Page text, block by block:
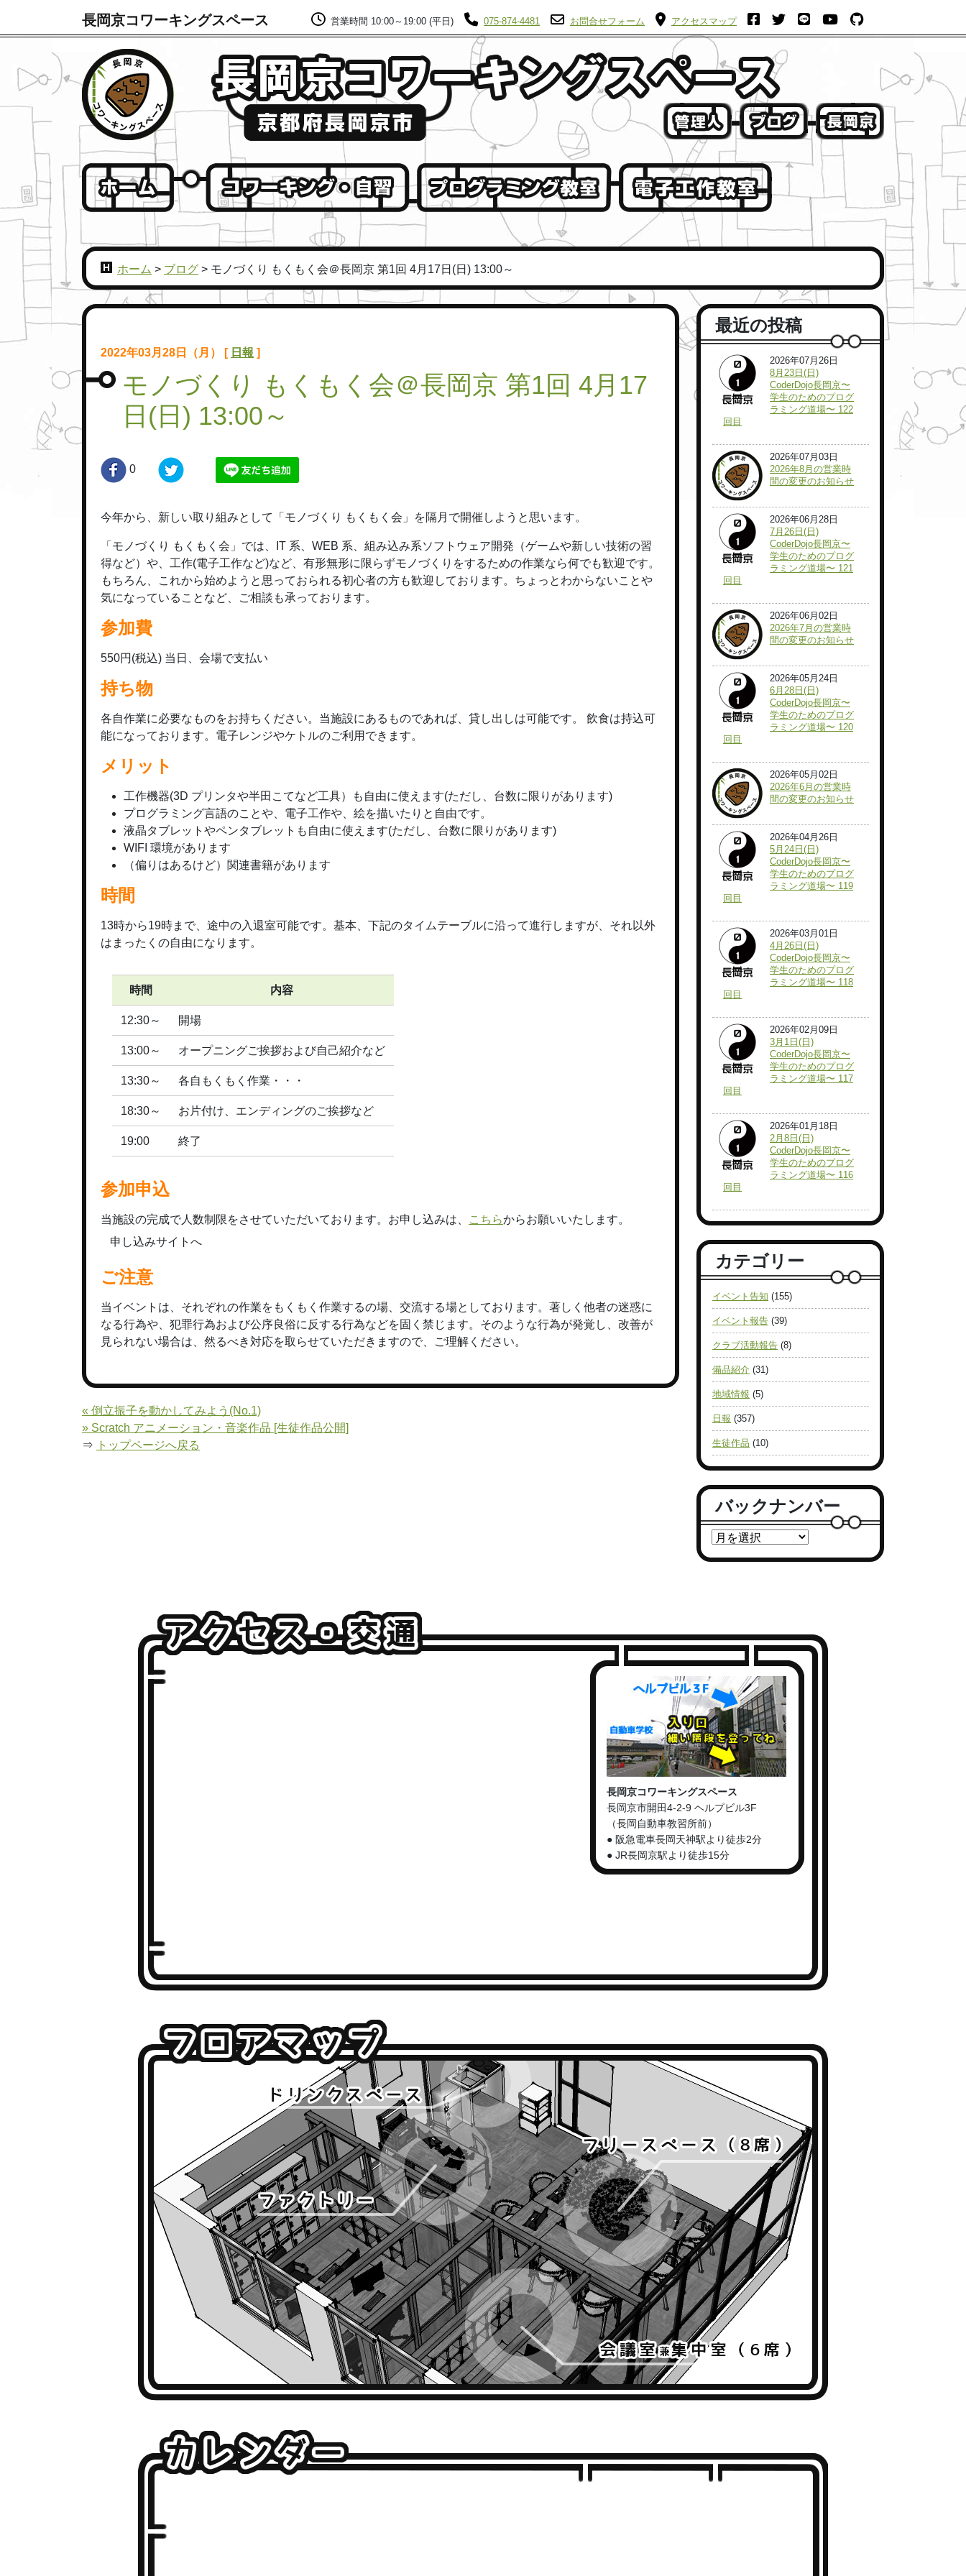
長岡京コワーキングスペース 営業時間 10:00～19:00 (平日) 075-874-4481 お問合せフォーム アクセスマップ
ホーム > ブログ > モノづくり もくもく会＠長岡京 第1回 4月17日(日) 13:00～
2022年03月28日（月） [ 日報 ]
モノづくり もくもく会＠長岡京 第1回 4月17
日(日) 13:00～
0
今年から、新しい取り組みとして「モノづくり もくもく会」を隔月で開催しようと思います。
「モノづくり もくもく会」では、IT 系、WEB 系、組み込み系ソフトウェア開発（ゲームや新しい技術の習
得など）や、工作(電子工作など)など、有形無形に限らずモノづくりをするための作業なら何でも歓迎です。
もちろん、これから始めようと思っておられる初心者の方も歓迎しております。ちょっとわからないことや
気になっていることなど、ご相談も承っております。
参加費
550円(税込) 当日、会場で支払い
持ち物
各自作業に必要なものをお持ちください。当施設にあるものであれば、貸し出しは可能です。 飲食は持込可
能になっております。電子レンジやケトルのご利用できます。
メリット
工作機器(3D プリンタや半田こてなど工具）も自由に使えます(ただし、台数に限りがあります)
プログラミング言語のことや、電子工作や、絵を描いたりと自由です。
液晶タブレットやペンタブレットも自由に使えます(ただし、台数に限りがあります)
WIFI 環境があります
（偏りはあるけど）関連書籍があります
時間
13時から19時まで、途中の入退室可能です。基本、下記のタイムテーブルに沿って進行しますが、それ以外
はまったくの自由になります。
時間 内容
12:30～ 開場
13:00～ オープニングご挨拶および自己紹介など
13:30～ 各自もくもく作業・・・
18:30～ お片付け、エンディングのご挨拶など
19:00 終了
参加申込
当施設の完成で人数制限をさせていただいております。お申し込みは、 こちらからお願いいたします。
申し込みサイトへ
ご注意
当イベントは、それぞれの作業をもくもく作業するの場、交流する場としております。著しく他者の迷惑に
なる行為や、犯罪行為および公序良俗に反する行為などを固く禁じます。そのような行為が発覚し、改善が
見られない場合は、然るべき対応を取らせていただきますので、ご理解ください。
« 倒立振子を動かしてみよう(No.1)
» Scratch アニメーション・音楽作品 [生徒作品公開]
⇒
トップページへ戻る
最近の投稿
2026年07月26日
8月23日(日)
CoderDojo長岡京〜
学生のためのプログ
ラミング道場〜 122
回目
2026年07月03日
2026年8月の営業時
間の変更のお知らせ
2026年06月28日
7月26日(日)
CoderDojo長岡京〜
学生のためのプログ
ラミング道場〜 121
回目
2026年06月02日
2026年7月の営業時
間の変更のお知らせ
2026年05月24日
6月28日(日)
CoderDojo長岡京〜
学生のためのプログ
ラミング道場〜 120
回目
2026年05月02日
2026年6月の営業時
間の変更のお知らせ
2026年04月26日
5月24日(日)
CoderDojo長岡京〜
学生のためのプログ
ラミング道場〜 119
回目
2026年03月01日
4月26日(日)
CoderDojo長岡京〜
学生のためのプログ
ラミング道場〜 118
回目
2026年02月09日
3月1日(日)
CoderDojo長岡京〜
学生のためのプログ
ラミング道場〜 117
回目
2026年01月18日
2月8日(日)
CoderDojo長岡京〜
学生のためのプログ
ラミング道場〜 116
回目
カテゴリー
イベント告知 (155)
イベント報告 (39)
クラブ活動報告 (8)
備品紹介 (31)
地域情報 (5)
日報 (357)
生徒作品 (10)
バックナンバー
長岡京コワーキングスペース
長岡京市開田4-2-9 ヘルプビル3F
（長岡自動車教習所前）
● 阪急電車長岡天神駅より徒歩2分
● JR長岡京駅より徒歩15分